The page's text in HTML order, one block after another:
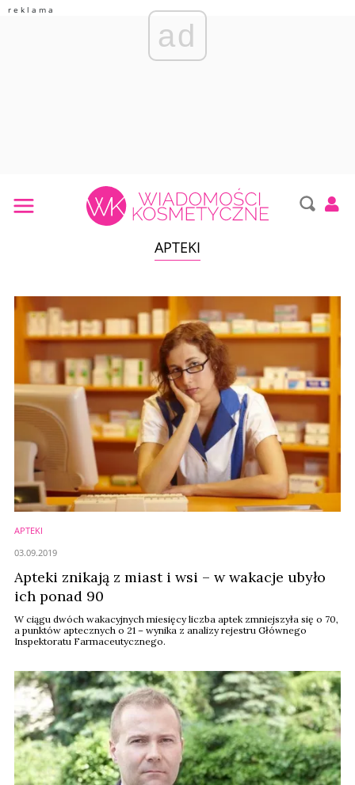
ad
APTEKI
APTEKI
Apteki znikają z miast i wsi – w wakacje ubyło
ich ponad 90
W ciągu dwóch wakacyjnych miesięcy liczba aptek zmniejszyła się o 70,
a punktów aptecznych o 21 – wynika z analizy rejestru Głównego
Inspektoratu Farmaceutycznego.
03.09.2019